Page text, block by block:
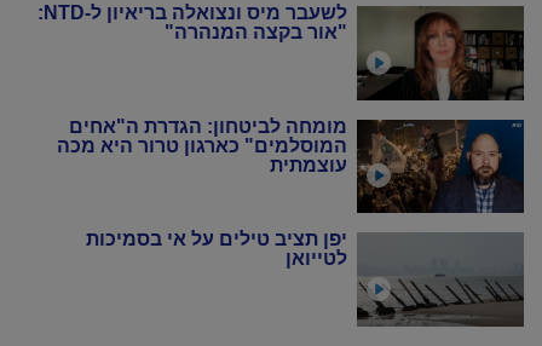
לשעבר מיס ונצואלה בריאיון ל-NTD:
"אור בקצה המנהרה"
מומחה לביטחון: הגדרת ה"אחים
המוסלמים" כארגון טרור היא מכה
עוצמתית
יפן תציב טילים על אי בסמיכות
לטייואן